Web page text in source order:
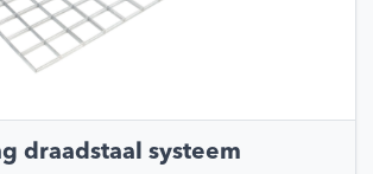
draadstaal systeem